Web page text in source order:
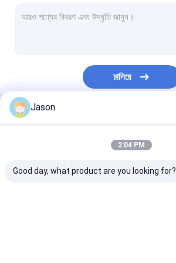
ইলেকট্রিক কোচ বাস
কোস্টার বাস
চালিয়ে
আমাদের বিভাগসমূহ
Jason
2:04 PM
Good day, what product are you looking for?